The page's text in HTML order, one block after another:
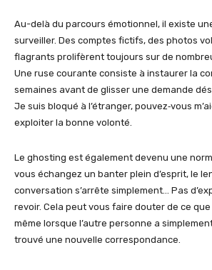
Au-delà du parcours émotionnel, il existe
surveiller. Des comptes fictifs, des photos
flagrants prolifèrent toujours sur de
Une ruse courante consiste à instaurer la
semaines avant de glisser une demande
Je suis bloqué à l’étranger, pouvez‑vous
exploiter la bonne volonté.
Le ghosting est également devenu une
vous échangez un banter plein d’esprit, le
conversation s’arrête simplement… Pas
revoir. Cela peut vous faire douter de ce
même lorsque l’autre personne a
trouvé une nouvelle correspondance.